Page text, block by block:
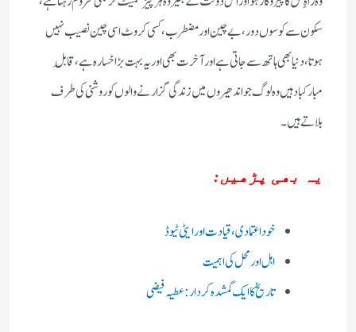
سکون سے کوسوں دور، بےچین اور مضطرب، کسی کروٹ اسی چین نصیب نہیں
ہوتا، دنیا بھی ہاتھ سے جاتی ہے اور آخرت بھی اور یہ بہت بڑا خسارہ ہے، قابلِ
مبارکباد ہیں وہ لوگ جو اندھیروں میں زندگی گزارنے والوں کو روشنی کی طرف
بلاتے ہیں۔
یہ بھی پڑھیں:
خود اعتمادی، قیادت اور ایٹی ٹیوڈ
اہل اور محل کی اہمیت
تاریخ کا ایک گمشدہ کردار:عطیہ فیضی